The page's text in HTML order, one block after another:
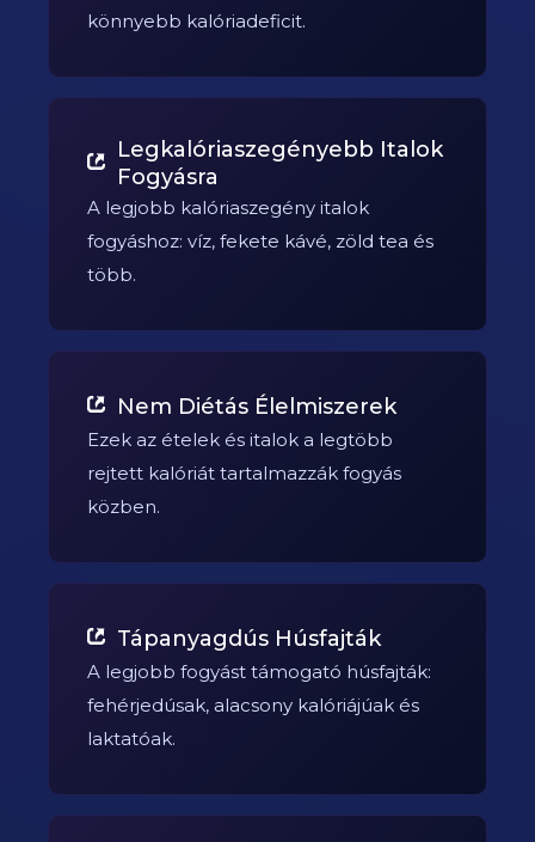
könnyebb kalóriadeficit.
Legkalóriaszegényebb Italok
Fogyásra
A legjobb kalóriaszegény italok
fogyáshoz: víz, fekete kávé, zöld tea és
több.
Nem Diétás Élelmiszerek
Ezek az ételek és italok a legtöbb
rejtett kalóriát tartalmazzák fogyás
közben.
Tápanyagdús Húsfajták
A legjobb fogyást támogató húsfajták:
fehérjedúsak, alacsony kalóriájúak és
laktatóak.